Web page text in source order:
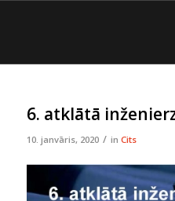
6. atklātā
10. janvāris, 2020 / in Cits